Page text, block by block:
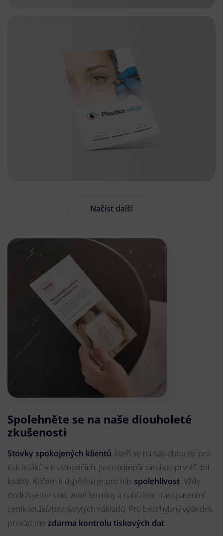
Načíst další
Spolehněte se na naše dlouholeté
zkušenosti
Stovky spokojených klientů, kteří se na nás obracejí pro
tisk letáků v Hustopečích, jsou nejlepší zárukou prvotřídní
kvality. Klíčem k úspěchu je pro nás spolehlivost. Vždy
dodržujeme smluvené termíny a nabízíme transparentní
ceník letáků bez skrytých nákladů. Pro bezchybný výsledek
provádíme zdarma kontrolu tiskových dat.